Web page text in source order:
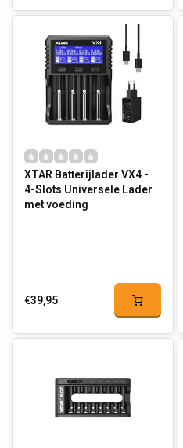
XTAR Batterijlader VX4 -
4-Slots Universele Lader
met voeding
€39,95